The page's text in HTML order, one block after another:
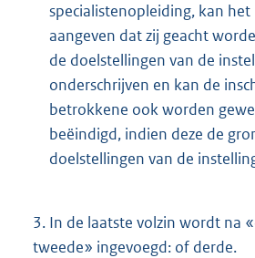
specialistenopleiding, kan
aangeven dat zij geacht
de doelstellingen van de
onderschrijven en kan de
betrokkene ook worden
beëindigd, indien deze de
doelstellingen van de
3. In de laatste volzin wordt na
tweede» ingevoegd: of derde.